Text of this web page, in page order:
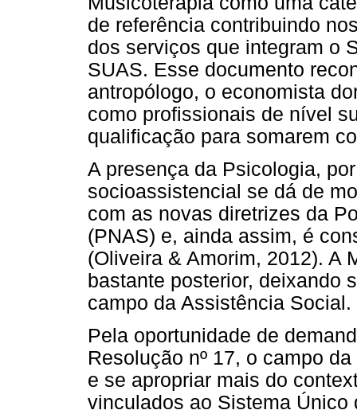
de referência contribuindo
dos serviços que integram o
SUAS. Esse documento
antropólogo, o economista
como profissionais de nível
qualificação para somarem
A presença da Psicologia,
socioassistencial se dá de
com as novas diretrizes da
(PNAS) e, ainda assim, é
(Oliveira & Amorim, 2012). A
bastante posterior, deixando
campo da Assistência Social.
Pela oportunidade de
Resolução nº 17, o campo
e se apropriar mais do
vinculados ao Sistema